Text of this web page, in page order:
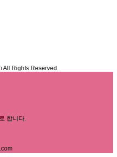
All Rights Reserved.
합니다.